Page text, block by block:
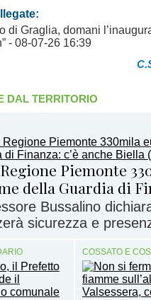
di Graglia, domani
- 08-07-26 16:39
DAL TERRITORIO
Piemonte
della Guardia di
Bussalino
sicurezza e
COSSATO E